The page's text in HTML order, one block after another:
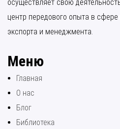
осуществляет свою
центр передового опыта в сфере
экспорта и менеджмента.
Меню
Главная
О нас
Блог
Библиотека